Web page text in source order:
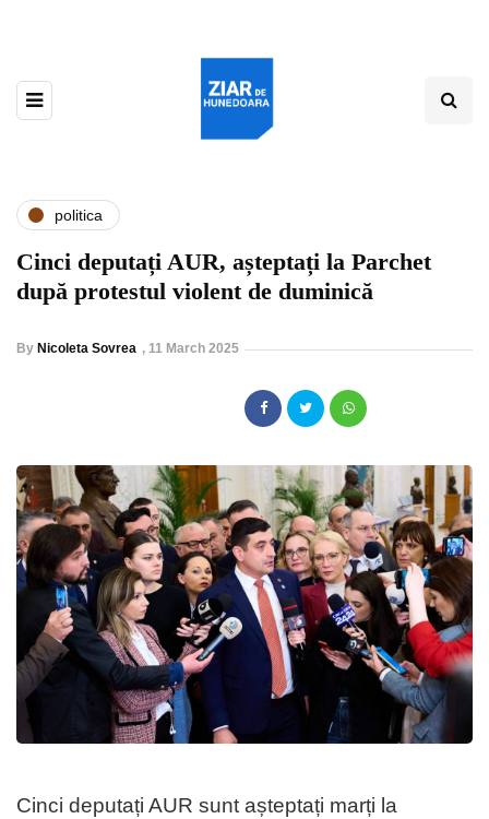
politica
Cinci deputați AUR, așteptați la Parchet
după protestul violent de duminică
By Nicoleta Sovrea , 11 March 2025
Cinci deputați AUR sunt așteptați marți la